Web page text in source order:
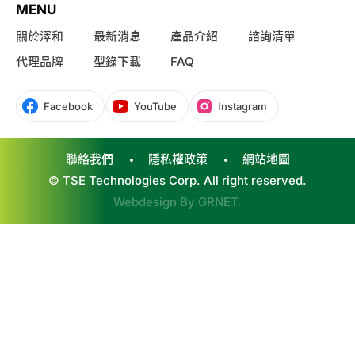
MENU
關於澤和 最新消息 產品介紹
諮詢清單
代理品牌
型錄下載 FAQ
Facebook YouTube Instagram
聯絡我們 隱私權政策
網站地圖
© TSE Technologies Corp. All right reserved.
Webdesign By GRNET.